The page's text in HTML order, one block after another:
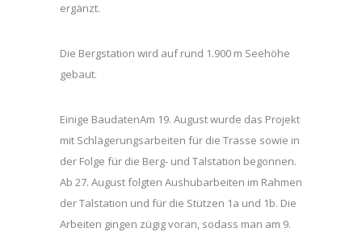
ergänzt.
Die Bergstation wird auf rund 1.900 m Seehöhe
gebaut.
Einige BaudatenAm 19. August wurde das Projekt
mit Schlägerungsarbeiten für die Trasse sowie in
der Folge für die Berg- und Talstation begonnen.
Ab 27. August folgten Aushubarbeiten im Rahmen
der Talstation und für die Stützen 1a und 1b. Die
Arbeiten gingen zügig voran, sodass man am 9.